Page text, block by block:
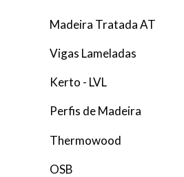
a
o
r
:
Madeira Tratada AT
Vigas Lameladas
Kerto - LVL
Perfis de Madeira
Thermowood
OSB